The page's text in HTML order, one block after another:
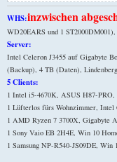
WHS:inzwischen
WD20EARS und 1
Server:
Intel Celeron J3455 auf Gigabyte
(Backup), 4 TB (Daten),
5 Clients:
1 Intel i5-4670K, ASUS H87-
1 Lüfterlos fürs Wohnzimmer,
1 AMD Ryzen 7 3700X, Gigabyte
1 Sony Vaio EB 2H4E, Win 10
1 Samsung NP-R540-JS09DE, Win